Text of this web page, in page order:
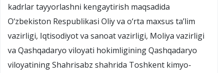
kadrlar tayyorlashni kengaytirish maqsadida
O‘zbekiston Respublikasi Oliy va o‘rta maxsus taʼlim
vazirligi, Iqtisodiyot va sanoat vazirligi, Moliya vazirligi
va Qashqadaryo viloyati hokimligining Qashqadaryo
viloyatining Shahrisabz shahrida Toshkent kimyo-